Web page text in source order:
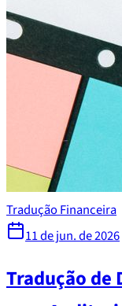
Tradução Financeira
11 de jun. de 2026
Tradução de